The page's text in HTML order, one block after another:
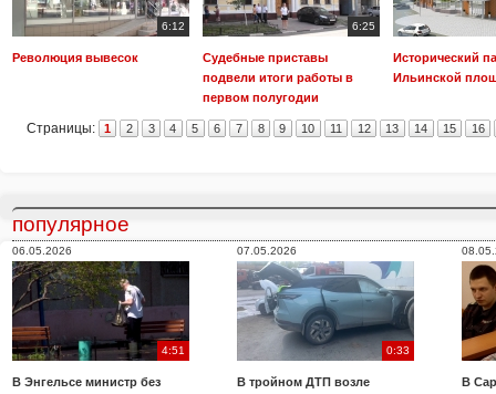
6:12
Революция вывесок
6:25
Судебные приставы
подвели итоги работы в
первом полугодии
Исторический
Ильинской
Страницы: 1 2 3 4 5 6 7 8 9 10 11 12 13 14 15 16
популярное
06.05.2026
4:51
В Энгельсе министр без
07.05.2026
0:33
В тройном ДТП возле
В